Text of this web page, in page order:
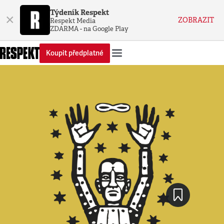
× Týdeník Respekt
Respekt Media
ZDARMA - na Google Play
ZOBRAZIT
Koupit předplatné